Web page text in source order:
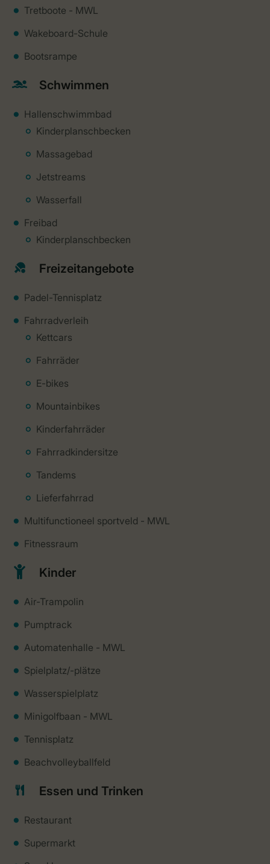
Tretboote - MWL
Wakeboard-Schule
Bootsrampe
Schwimmen
Hallenschwimmbad
Kinderplanschbecken
Massagebad
Jetstreams
Wasserfall
Freibad
Kinderplanschbecken
Freizeitangebote
Padel-Tennisplatz
Fahrradverleih
Kettcars
Fahrräder
E-bikes
Mountainbikes
Kinderfahrräder
Fahrradkindersitze
Tandems
Lieferfahrrad
Multifunctioneel sportveld - MWL
Fitnessraum
Kinder
Air-Trampolin
Pumptrack
Automatenhalle - MWL
Spielplatz/-plätze
Wasserspielplatz
Minigolfbaan - MWL
Tennisplatz
Beachvolleyballfeld
Essen und Trinken
Restaurant
Supermarkt